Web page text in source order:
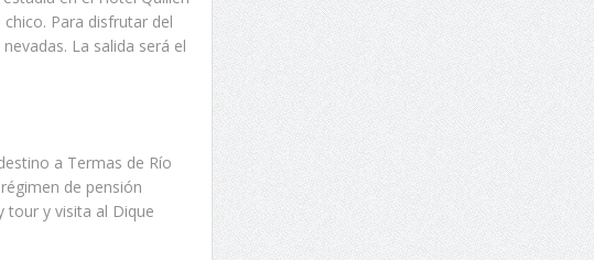
Para disfrutar del
La salida será el
a Termas de Río
de pensión
tour y visita al Dique